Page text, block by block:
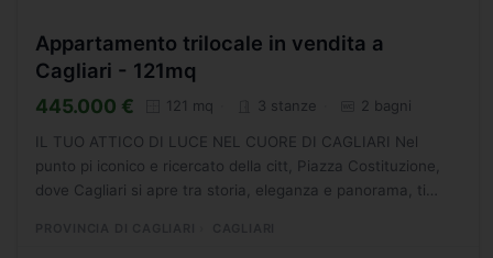
Appartamento trilocale in vendita a
Cagliari - 121mq
445.000 € 121 mq 3 stanze 2 bagni
IL TUO ATTICO DI LUCE NEL CUORE DI CAGLIARI Nel
punto pi iconico e ricercato della citt, Piazza Costituzione,
dove Cagliari si apre tra storia, eleganza e panorama, ti